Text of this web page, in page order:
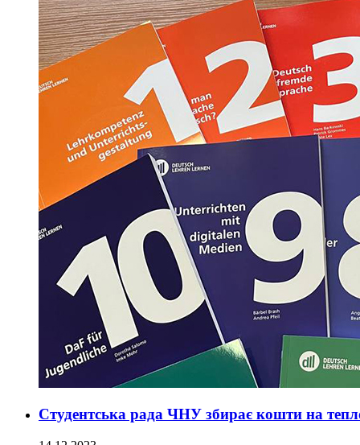
Студентська рада ЧНУ збирає кошти на